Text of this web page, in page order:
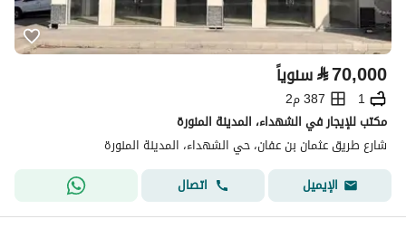
⃁70,000 سنوياً
1
387 م2
مكتب للإيجار في الشهداء، المدينة المنورة
شارع طريق عثمان بن عفان، حي الشهداء، المدينة المنورة
الإيميل
اتصال